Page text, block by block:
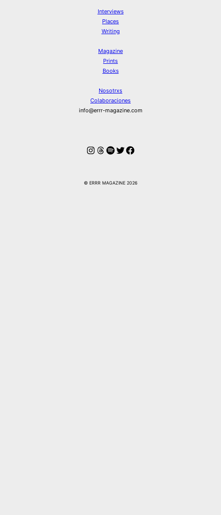
Interviews
Places
Writing
Magazine
Prints
Books
Nosotrxs
Colaboraciones
info@errr-magazine.com
Instagram
Hilos
Spotify
Twitter
Facebook
© ERRR MAGAZINE 2026